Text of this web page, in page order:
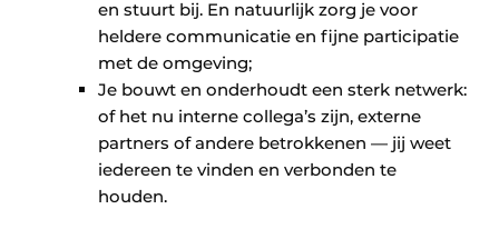
en stuurt bij. En natuurlijk zorg je voor
heldere communicatie en fijne participatie
met de omgeving;
Je bouwt en onderhoudt een sterk netwerk:
of het nu interne collega’s zijn, externe
partners of andere betrokkenen — jij weet
iedereen te vinden en verbonden te
houden.